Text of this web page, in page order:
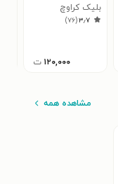
بلیک کراوچ
۳٫۷(۷۶)
۱۲۰,۰۰۰ ت
مشاهده همه